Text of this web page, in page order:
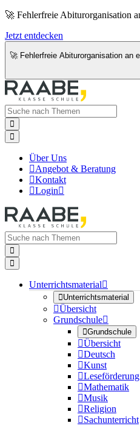
🚀 Fehlerfreie Abiturorganisation
Jetzt entdecken
🚀 Fehlerfreie Abiturorganisation an


Über Uns
Angebot & Beratung
Kontakt
Login


Unterrichtsmaterial
Unterrichtsmaterial
Übersicht
Grundschule
Grundschule
Übersicht
Deutsch
Kunst
Leseförderung
Mathematik
Musik
Religion
Sachunterricht